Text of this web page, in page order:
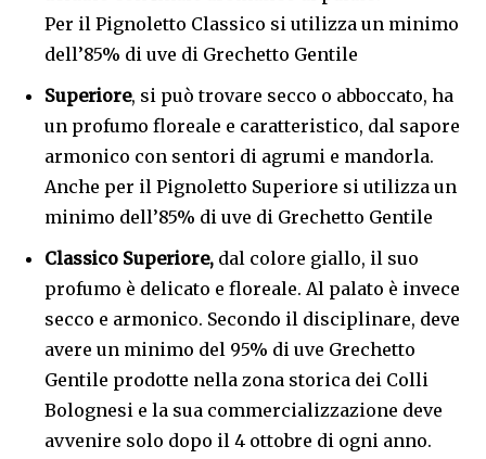
Per il Pignoletto Classico si utilizza un minimo
dell’85% di uve di Grechetto Gentile
Superiore, si può trovare secco o abboccato, ha
un profumo floreale e caratteristico, dal sapore
armonico con sentori di agrumi e mandorla.
Anche per il Pignoletto Superiore si utilizza un
minimo dell’85% di uve di Grechetto Gentile
Classico Superiore, dal colore giallo, il suo
profumo è delicato e floreale. Al palato è invece
secco e armonico. Secondo il disciplinare, deve
avere un minimo del 95% di uve Grechetto
Gentile prodotte nella zona storica dei Colli
Bolognesi e la sua commercializzazione deve
avvenire solo dopo il 4 ottobre di ogni anno.